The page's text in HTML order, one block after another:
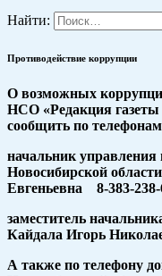
Найти:
Противодействие коррупции
О возможных
НСО «Редакция
сообщить по
начальник
Новосибирской
Евгеньевна 8-383-238-
заместитель
Кайдала Игорь
А также по телефону